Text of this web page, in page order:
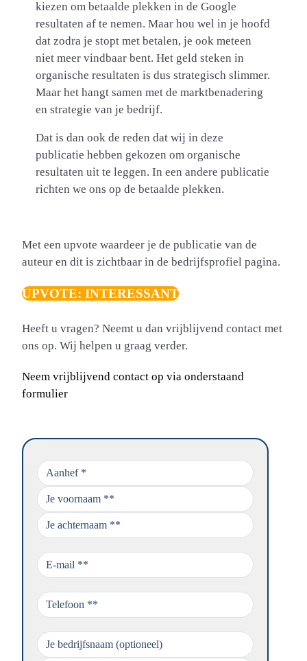
kiezen om betaalde plekken in de Google
resultaten af te nemen. Maar hou wel in je hoofd
dat zodra je stopt met betalen, je ook meteen
niet meer vindbaar bent. Het geld steken in
organische resultaten is dus strategisch slimmer.
Maar het hangt samen met de marktbenadering
en strategie van je bedrijf.
Dat is dan ook de reden dat wij in deze
publicatie hebben gekozen om organische
resultaten uit te leggen. In een andere publicatie
richten we ons op de betaalde plekken.
Met een upvote waardeer je de publicatie van de
auteur en dit is zichtbaar in de bedrijfsprofiel pagina.
UPVOTE: INTERESSANT
Heeft u vragen? Neemt u dan vrijblijvend contact met
ons op. Wij helpen u graag verder.
Neem vrijblijvend contact op via onderstaand
formulier